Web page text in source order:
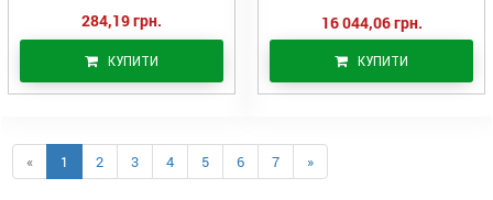
284,19 грн.
КУПИТИ
16 044,06 грн.
КУПИТИ
« 1 2 3 4 5 6 7 »